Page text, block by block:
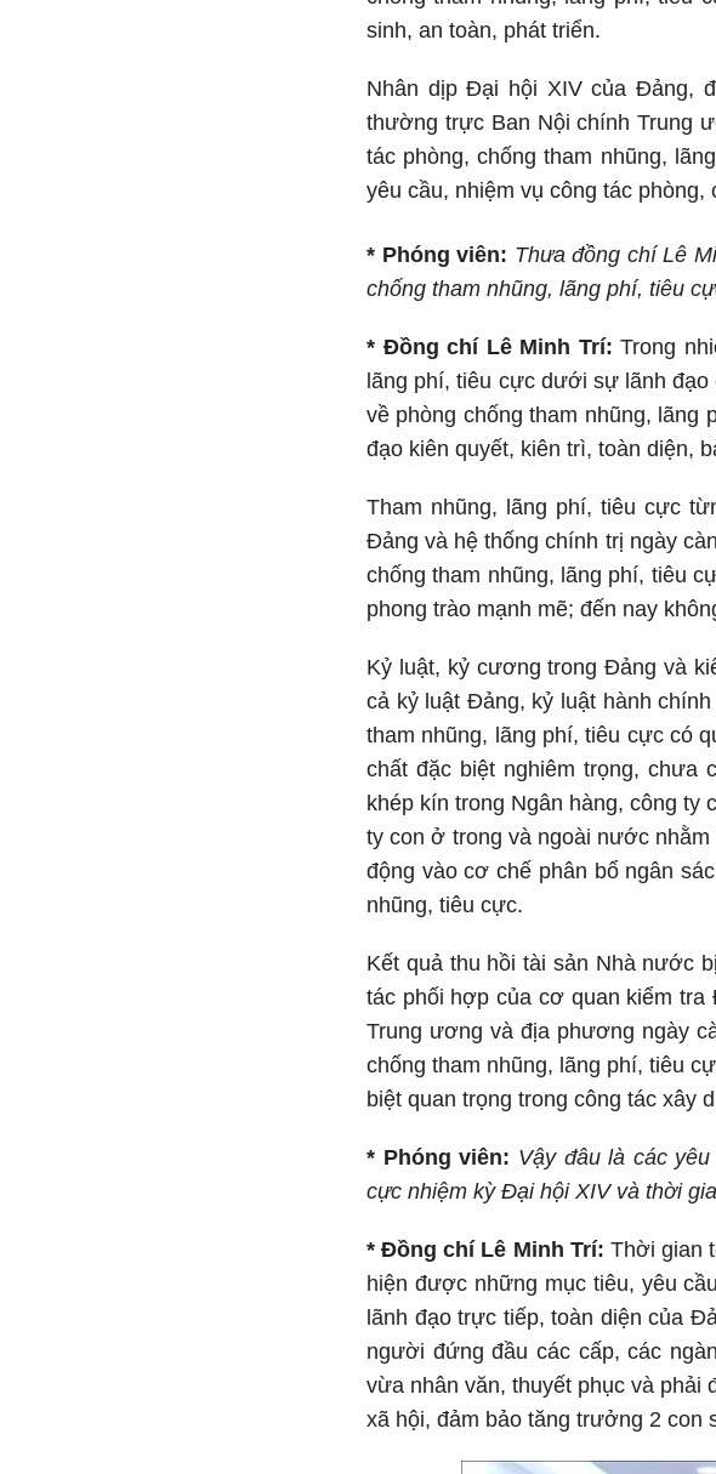
sinh, an toàn, phát triển.
Nhân dịp Đại hội XIV của Đảng,
thường trực Ban Nội chính Trung
tác phòng, chống tham nhũng,
yêu cầu, nhiệm vụ công tác
* Phóng viên: Thưa đồng chí Lê
chống tham nhũng, lãng phí, tiêu
* Đồng chí Lê Minh Trí:Trong
lãng phí, tiêu cực dưới sự lãnh
về phòng chống tham nhũng,
đạo kiên quyết, kiên trì, toàn diện,
Tham nhũng, lãng phí, tiêu cực
Đảng và hệ thống chính trị ngày
chống tham nhũng, lãng phí, tiêu
phong trào mạnh mẽ; đến nay
Kỷ luật, kỷ cương trong Đảng và
cả kỷ luật Đảng, kỷ luật hành
tham nhũng, lãng phí, tiêu cực có
chất đặc biệt nghiêm trọng, chưa
khép kín trong Ngân hàng, công ty
ty con ở trong và ngoài nước
động vào cơ chế phân bổ ngân
nhũng, tiêu cực.
Kết quả thu hồi tài sản Nhà nước
tác phối hợp của cơ quan kiểm
Trung ương và địa phương ngày
chống tham nhũng, lãng phí, tiêu
biệt quan trọng trong công tác xây
* Phóng viên: Vậy đâu là các
cực nhiệm kỳ Đại hội XIV và thời
* Đồng chí Lê Minh Trí: Thời gian
hiện được những mục tiêu, yêu
lãnh đạo trực tiếp, toàn diện của
người đứng đầu các cấp, các
vừa nhân văn, thuyết phục và phải
xã hội, đảm bảo tăng trưởng 2 con